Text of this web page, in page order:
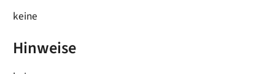
keine
Hinweise